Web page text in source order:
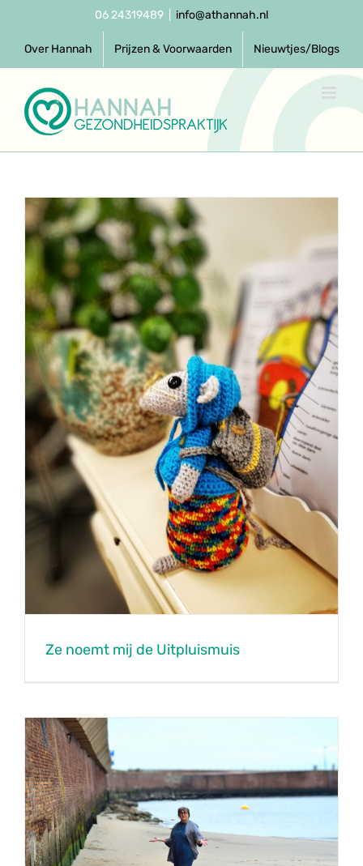
06 24319489 info@athannah.nl
Over Hannah Prijzen & Voorwaarden Nieuwtjes/Blogs
Ze noemt mij de Uitpluismuis